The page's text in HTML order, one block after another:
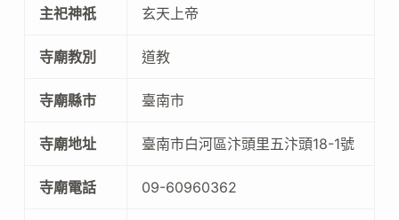
主祀神祇 玄天上帝
寺廟教別 道教
寺廟縣市 臺南市
寺廟地址 臺南市白河區汴頭里五汴頭18-1號
寺廟電話 09-60960362